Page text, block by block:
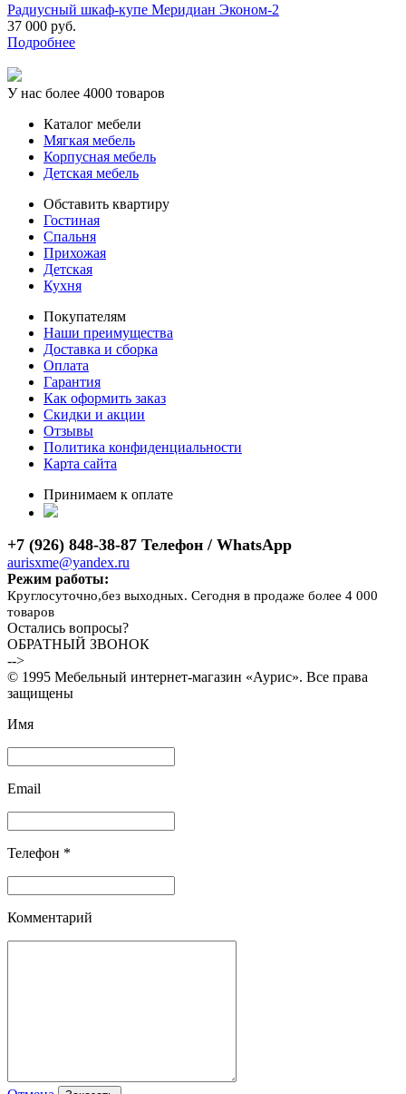
Радиусный шкаф-купе Меридиан Эконом-2
37 000 руб.
Подробнее
У нас более 4000 товаров
Каталог мебели
Мягкая мебель
Корпусная мебель
Детская мебель
Обставить квартиру
Гостиная
Спальня
Прихожая
Детская
Кухня
Покупателям
Наши преимущества
Доставка и сборка
Оплата
Гарантия
Как оформить заказ
Скидки и акции
Отзывы
Политика конфиденциальности
Карта сайта
Принимаем к оплате
+7 (926) 848-38-87 Телефон / WhatsApp
aurisxme@yandex.ru
Режим работы:
Круглосуточно,без выходных. Сегодня в продаже более 4 000
товаров
Остались вопросы?
ОБРАТНЫЙ ЗВОНОК
-->
© 1995 Мебельный интернет-магазин «Аурис». Все права
защищены
Имя
Email
Телефон *
Комментарий